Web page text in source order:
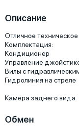
Описание
Отличное
Комплектация:
Кондиционер
Управление
Вилы с
Гидролиния на стреле
Камера заднего вида
Обмен